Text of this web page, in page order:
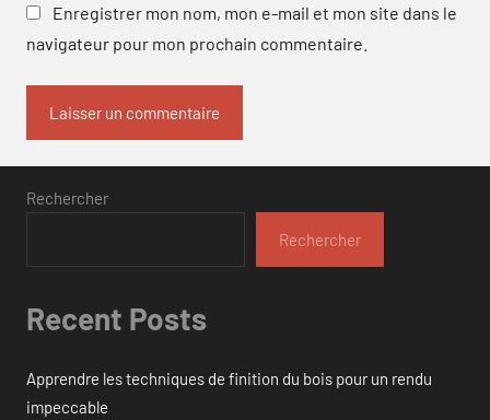
Enregistrer mon nom, mon e-mail et mon site dans le
navigateur pour mon prochain commentaire.
Rechercher
Rechercher
Recent Posts
Apprendre les techniques de finition du bois pour un rendu
impeccable